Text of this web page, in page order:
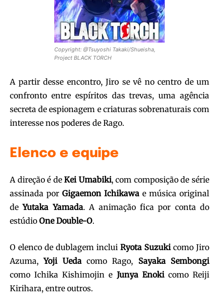
Copyright: @Tsuyoshi Takaki/Shueisha,
Project BLACK TORCH
A partir desse encontro, Jiro se vê no centro de um
confronto entre espíritos das trevas, uma agência
secreta de espionagem e criaturas sobrenaturais com
interesse nos poderes de Rago.
Elenco e equipe
A direção é deKei Umabiki, com composição de série
assinada por Gigaemon Ichikawa e música original
deYutaka Yamada. A animação fica por conta do
estúdio One Double-O.
O elenco de dublagem inclui Ryota Suzukicomo Jiro
Azuma,Yoji Uedacomo Rago, Sayaka Sembongi
como Ichika Kishimojin e Junya Enokicomo Reiji
Kirihara, entre outros.